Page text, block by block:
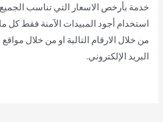
خدمة بأرخص الاسعار التي تناسب
استخدام أجود المبيدات الآمنة فقط كل
من خلال الارقام التالية او من خلال
البريد الإلكتروني.